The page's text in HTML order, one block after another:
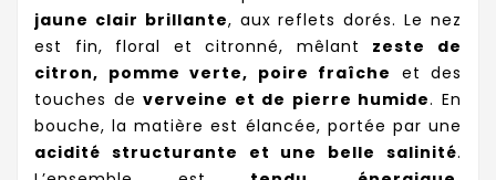
jaune clair brillante, aux reflets dorés. Le nez
est fin, floral et citronné, mêlant zeste de
citron, pomme verte, poire fraîche et des
touches deverveine et de pierre humide. En
bouche, la matière est élancée, portée par une
acidité structurante et une belle salinité.